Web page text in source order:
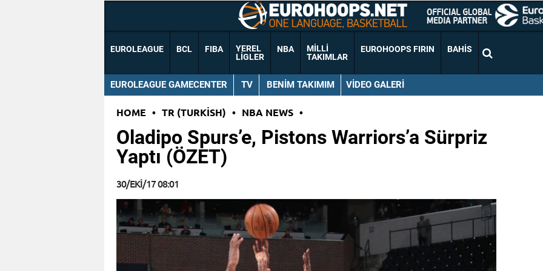
EUROLEAGUE BCL FIBA
YEREL
LIGLER
NBA
MILLI
TAKIMLAR
EUROHOOPS FIRIN BAHIS
EUROLEAGUE GAMECENTER TV BENIM TAKIMIM VIDEO GALERI
HOME • TR (TURKISH) • NBA NEWS •
Oladipo Spurs’e, Pistons Warriors’a Sürpriz
Yaptı (ÖZET)
30/EKI/17 08:01